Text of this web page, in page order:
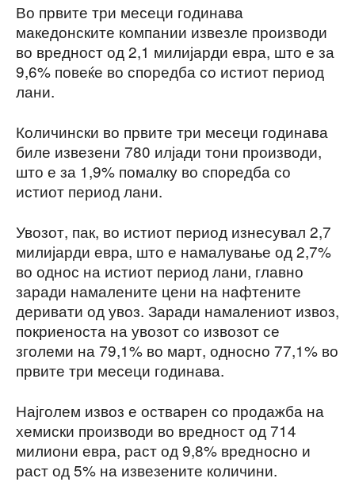
Во првите три месеци годинава
македонските компании извезле производи
во вредност од 2,1 милијарди евра, што е за
9,6% повеќе во споредба со истиот период
лани.
Количински во првите три месеци годинава
биле извезени 780 илјади тони производи,
што е за 1,9% помалку во споредба со
истиот период лани.
Увозот, пак, во истиот период изнесувал 2,7
милијарди евра, што е намалување од 2,7%
во однос на истиот период лани, главно
заради намалените цени на нафтените
деривати од увоз. Заради намалениот извоз,
покриеноста на увозот со извозот се
зголеми на 79,1% во март, односно 77,1% во
првите три месеци годинава.
Најголем извоз е остварен со продажба на
хемиски производи во вредност од 714
милиони евра, раст од 9,8% вредносно и
раст од 5% на извезените количини.